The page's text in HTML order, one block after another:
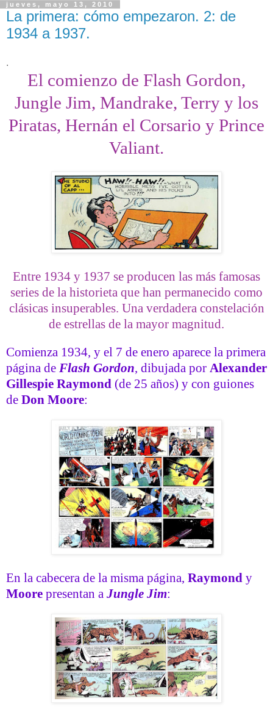
jueves, mayo 13, 2010
La primera: cómo empezaron. 2: de
1934 a 1937.
.
El comienzo de Flash Gordon,
Jungle Jim, Mandrake, Terry y los
Piratas, Hernán el Corsario y Prince
Valiant.
Entre 1934 y 1937 se producen las más famosas
series de la historieta que han permanecido como
clásicas insuperables. Una verdadera constelación
de estrellas de la mayor magnitud.
Comienza 1934, y el 7 de enero aparece la primera
página de Flash Gordon, dibujada por Alexander
Gillespie Raymond (de 25 años) y con guiones
de Don Moore:
En la cabecera de la misma página, Raymond y
Moore presentan a Jungle Jim: